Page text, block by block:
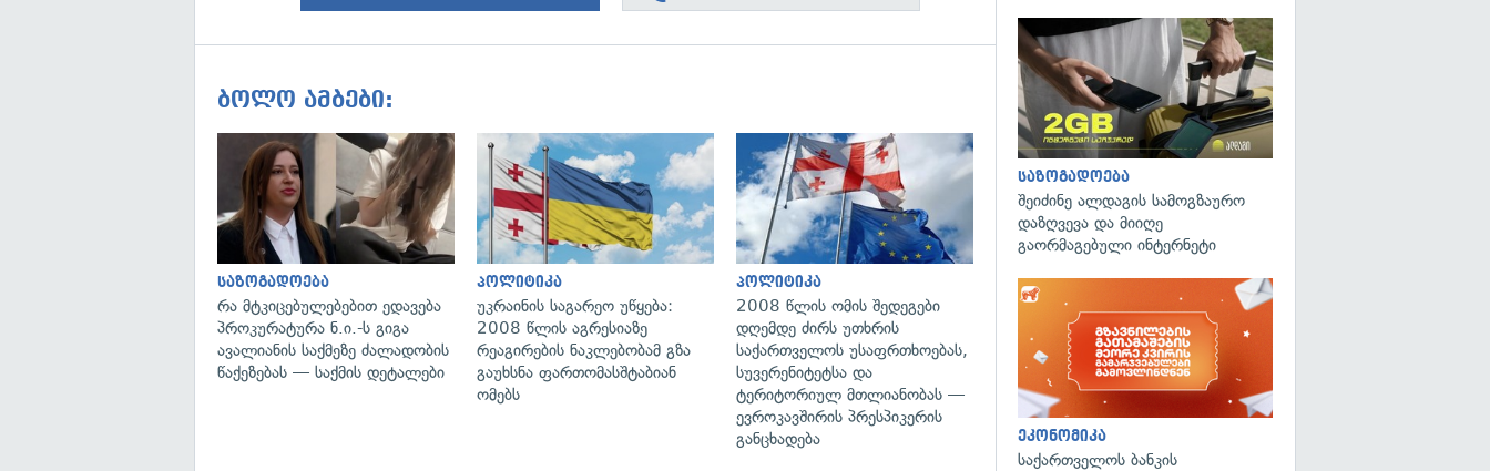
ბოლო ამბები:
გადახედვა
საზოგადოება
რა მტკიცებულებებით ედავება
პროკურატურა ნ.ი.-ს გიგა
ავალიანის საქმეზე ძალადობის
წაქეზებას — საქმის დეტალები
გადახედვა
პოლიტიკა
უკრაინის საგარეო უწყება:
2008 წლის აგრესიაზე
რეაგირების ნაკლებობამ გზა
გაუხსნა ფართომასშტაბიან
ომებს
გადახედვა
პოლიტიკა
2008 წლის ომის შედეგები
დღემდე ძირს უთხრის
საქართველოს უსაფრთხოებას,
სუვერენიტეტსა და
ტერიტორიულ მთლიანობას —
ევროკავშირის პრესპიკერის
განცხადება
საზოგადოება
შეიძინე ალდაგის სამოგზაურო
დაზღვევა და მიიღე
გაორმაგებული ინტერნეტი
ეკონომიკა
საქართველოს ბანკის